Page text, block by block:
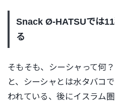
Snack Ø-HATSUでは
る
そもそも、シーシャって何
と、シーシャとは水タバコ
われている、後にイスラム